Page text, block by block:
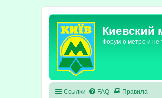
Киевский
Форум о метро и не
Ссылки FAQ Правила